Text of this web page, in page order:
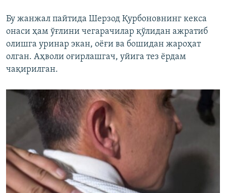
Бу жанжал пайтида Шерзод Қурбоновнинг кекса
онаси ҳам ўғлини чегарачилар қўлидан ажратиб
олишга уринар экан, оёғи ва бошидан жароҳат
олган. Аҳволи оғирлашгач, уйига тез ёрдам
чақирилган.